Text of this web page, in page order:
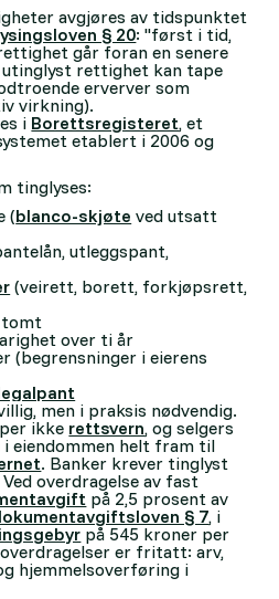
avgjøres av tidspunktet
§ 20: "først i tid,
går foran en senere
rettighet kan tape
erverver som
virkning).
i Borettsregisteret, et
etablert i 2006 og
tinglyses:
(blanco-skjøte ved utsatt
utleggspant,
(veirett, borett, forkjøpsrett,
over ti år
(begrensninger i eierens
men i praksis nødvendig.
ikke rettsvern, og selgers
eiendommen helt fram til
. Banker krever tinglyst
overdragelse av fast
på 2,5 prosent av
§ 7, i
på 545 kroner per
er fritatt: arv,
hjemmelsoverføring i